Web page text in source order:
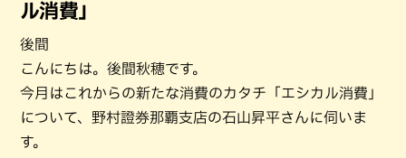
ル消費」
後間
こんにちは。後間秋穂です。
今月はこれからの新たな消費のカタチ「エシカル消費」
について、野村證券那覇支店の石山昇平さんに伺いま
す。